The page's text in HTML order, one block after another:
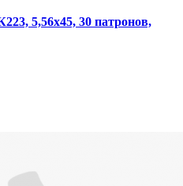
5,56х45, 30 патронов,